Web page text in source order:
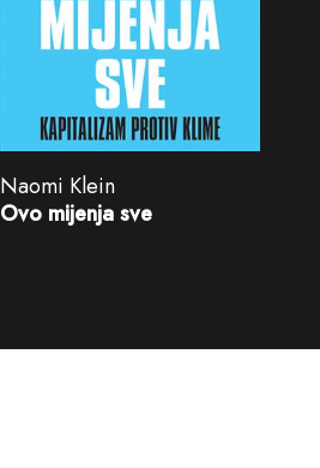
Naomi Klein
Ovo mijenja sve